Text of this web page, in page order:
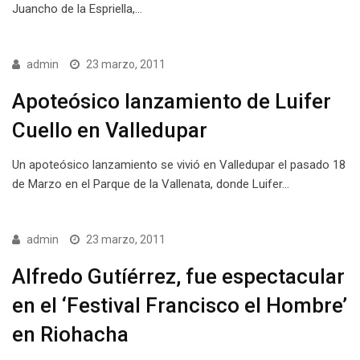
Juancho de la Espriella,…
admin 23 marzo, 2011
Apoteósico lanzamiento de Luifer
Cuello en Valledupar
Un apoteósico lanzamiento se vivió en Valledupar el pasado 18
de Marzo en el Parque de la Vallenata, donde Luifer…
admin 23 marzo, 2011
Alfredo Gutíérrez, fue espectacular
en el ‘Festival Francisco el Hombre’
en Riohacha